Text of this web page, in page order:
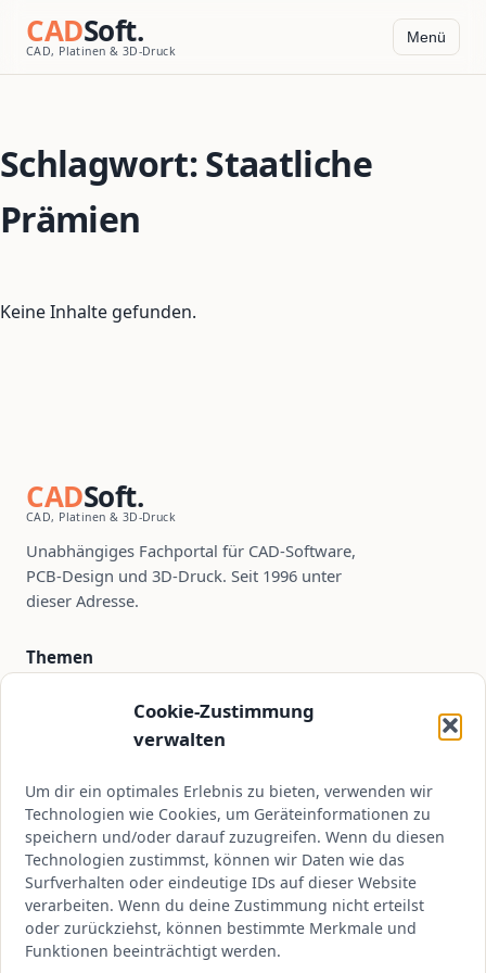
Cookie-Zustimmung
verwalten
Um dir ein optimales Erlebnis zu bieten, verwenden wir
Technologien wie Cookies, um Geräteinformationen zu
speichern und/oder darauf zuzugreifen. Wenn du diesen
Technologien zustimmst, können wir Daten wie das
Surfverhalten oder eindeutige IDs auf dieser Website
verarbeiten. Wenn du deine Zustimmung nicht erteilst
oder zurückziehst, können bestimmte Merkmale und
Funktionen beeinträchtigt werden.
CADSoft.
CAD, Platinen & 3D-Druck
Menü
Schlagwort:Staatliche
Prämien
Keine Inhalte gefunden.
CADSoft.
CAD, Platinen & 3D-Druck
Unabhängiges Fachportal für CAD-Software,
PCB-Design und 3D-Druck. Seit 1996 unter
dieser Adresse.
Themen
Tutorials
Kontakt
kontakt@cadsoft.de
Über CADSoft